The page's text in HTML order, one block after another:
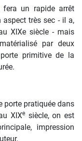
fera un rapide arrêt
très sec - il a,
XIXe siècle - mais
par deux
primitive de la
porte pratiquée dans
XIXe siècle, on est
impression